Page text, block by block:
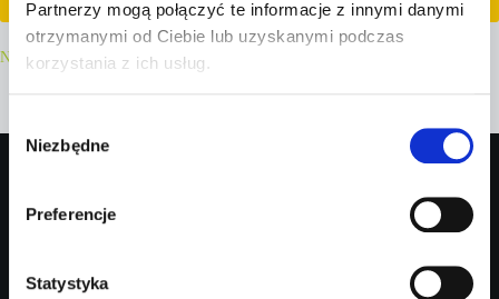
Partnerzy mogą połączyć te informacje z innymi danymi
otrzymanymi od Ciebie lub uzyskanymi podczas
korzystania z ich usług.
Niezbędne
Preferencje
Statystyka
Nie pamiętasz hasła?
Tucantravel.pl - planowanie podróży